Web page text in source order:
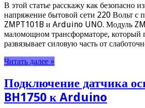
В этой статье расскажу как безопасно
напряжение бытовой сети 220 Вольт с
ZMPT101B и Arduino UNO. Модуль
маломощном трансформаторе, который
развязывает силовую часть от
Читать далее »
Подключение датчика
BH1750 к Arduino